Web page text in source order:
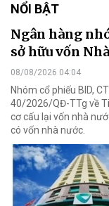
NỔI BẬT
Ngân hàng
sở hữu vốn
08/08/2026 04:04
Nhóm cổ phiếu BID,
40/2026/QĐ-TTg về
cơ cấu lại vốn nhà
có vốn nhà nước.